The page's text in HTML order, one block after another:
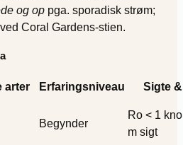
og op pga. sporadisk strøm;
Coral Gardens-stien.
arter Erfaringsniveau Sigte
Begynder
Ro < 1
m sigt